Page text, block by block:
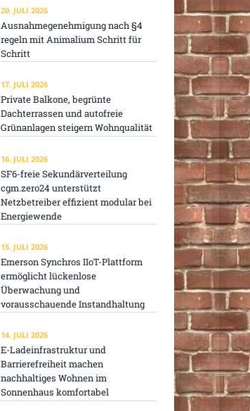
20. JULI 2026
Ausnahmegenehmigung nach §4
regeln mit Animalium Schritt für
Schritt
17. JULI 2026
Private Balkone, begrünte
Dachterrassen und autofreie
Grünanlagen steigern Wohnqualität
16. JULI 2026
SF6-freie Sekundärverteilung
cgm.zero24 unterstützt
Netzbetreiber effizient modular bei
Energiewende
15. JULI 2026
Emerson Synchros IIoT-Plattform
ermöglicht lückenlose
Überwachung und
vorausschauende Instandhaltung
14. JULI 2026
E-Ladeinfrastruktur und
Barrierefreiheit machen
nachhaltiges Wohnen im
Sonnenhaus komfortabel